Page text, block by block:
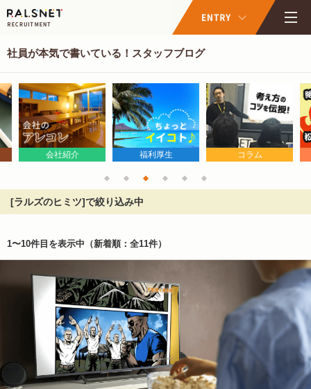
社員が本気で書いている！スタッフブログ
会社紹介 福利厚生 コラム
[ラルズのヒミツ]で絞り込み中
1〜10件目を表示中 （新着順：全11件）